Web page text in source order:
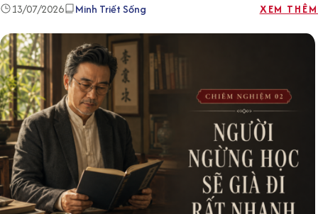
13/07/2026 Minh Triết Sống XEM THÊM